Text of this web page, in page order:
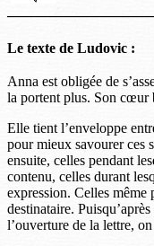
Le texte de Ludovic :
Anna est obligée de
la portent plus. Son cœur
Elle tient l’enveloppe
pour mieux savourer ces
ensuite, celles pendant
contenu, celles durant
expression. Celles même
destinataire.
l’ouverture de la lettre,